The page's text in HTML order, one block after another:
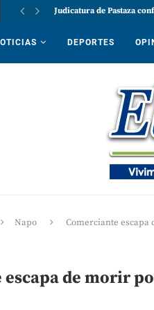
Judicatura de Pastaza
DEPORTES
Napo Comerciante
de morir